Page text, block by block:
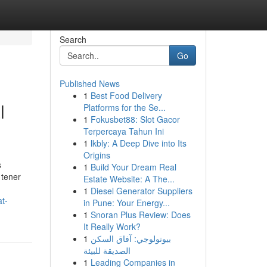
Search
Go
Published News
1 Best Food Delivery
Platforms for the Se...
1 Fokusbet88: Slot Gacor
Terpercaya Tahun Ini
1 lkbly: A Deep Dive into Its
Origins
1 Build Your Dream Real
Estate Website: A The...
1 Diesel Generator Suppliers
in Pune: Your Energy...
1 Snoran Plus Review: Does
It Really Work?
1 بيوتولوجي: آفاق السكن
الصديقة للبيئة
1 Leading Companies in